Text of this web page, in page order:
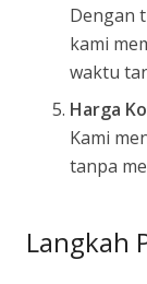
Dengan
kami
waktu
Harga
Kami
tanpa
Langkah